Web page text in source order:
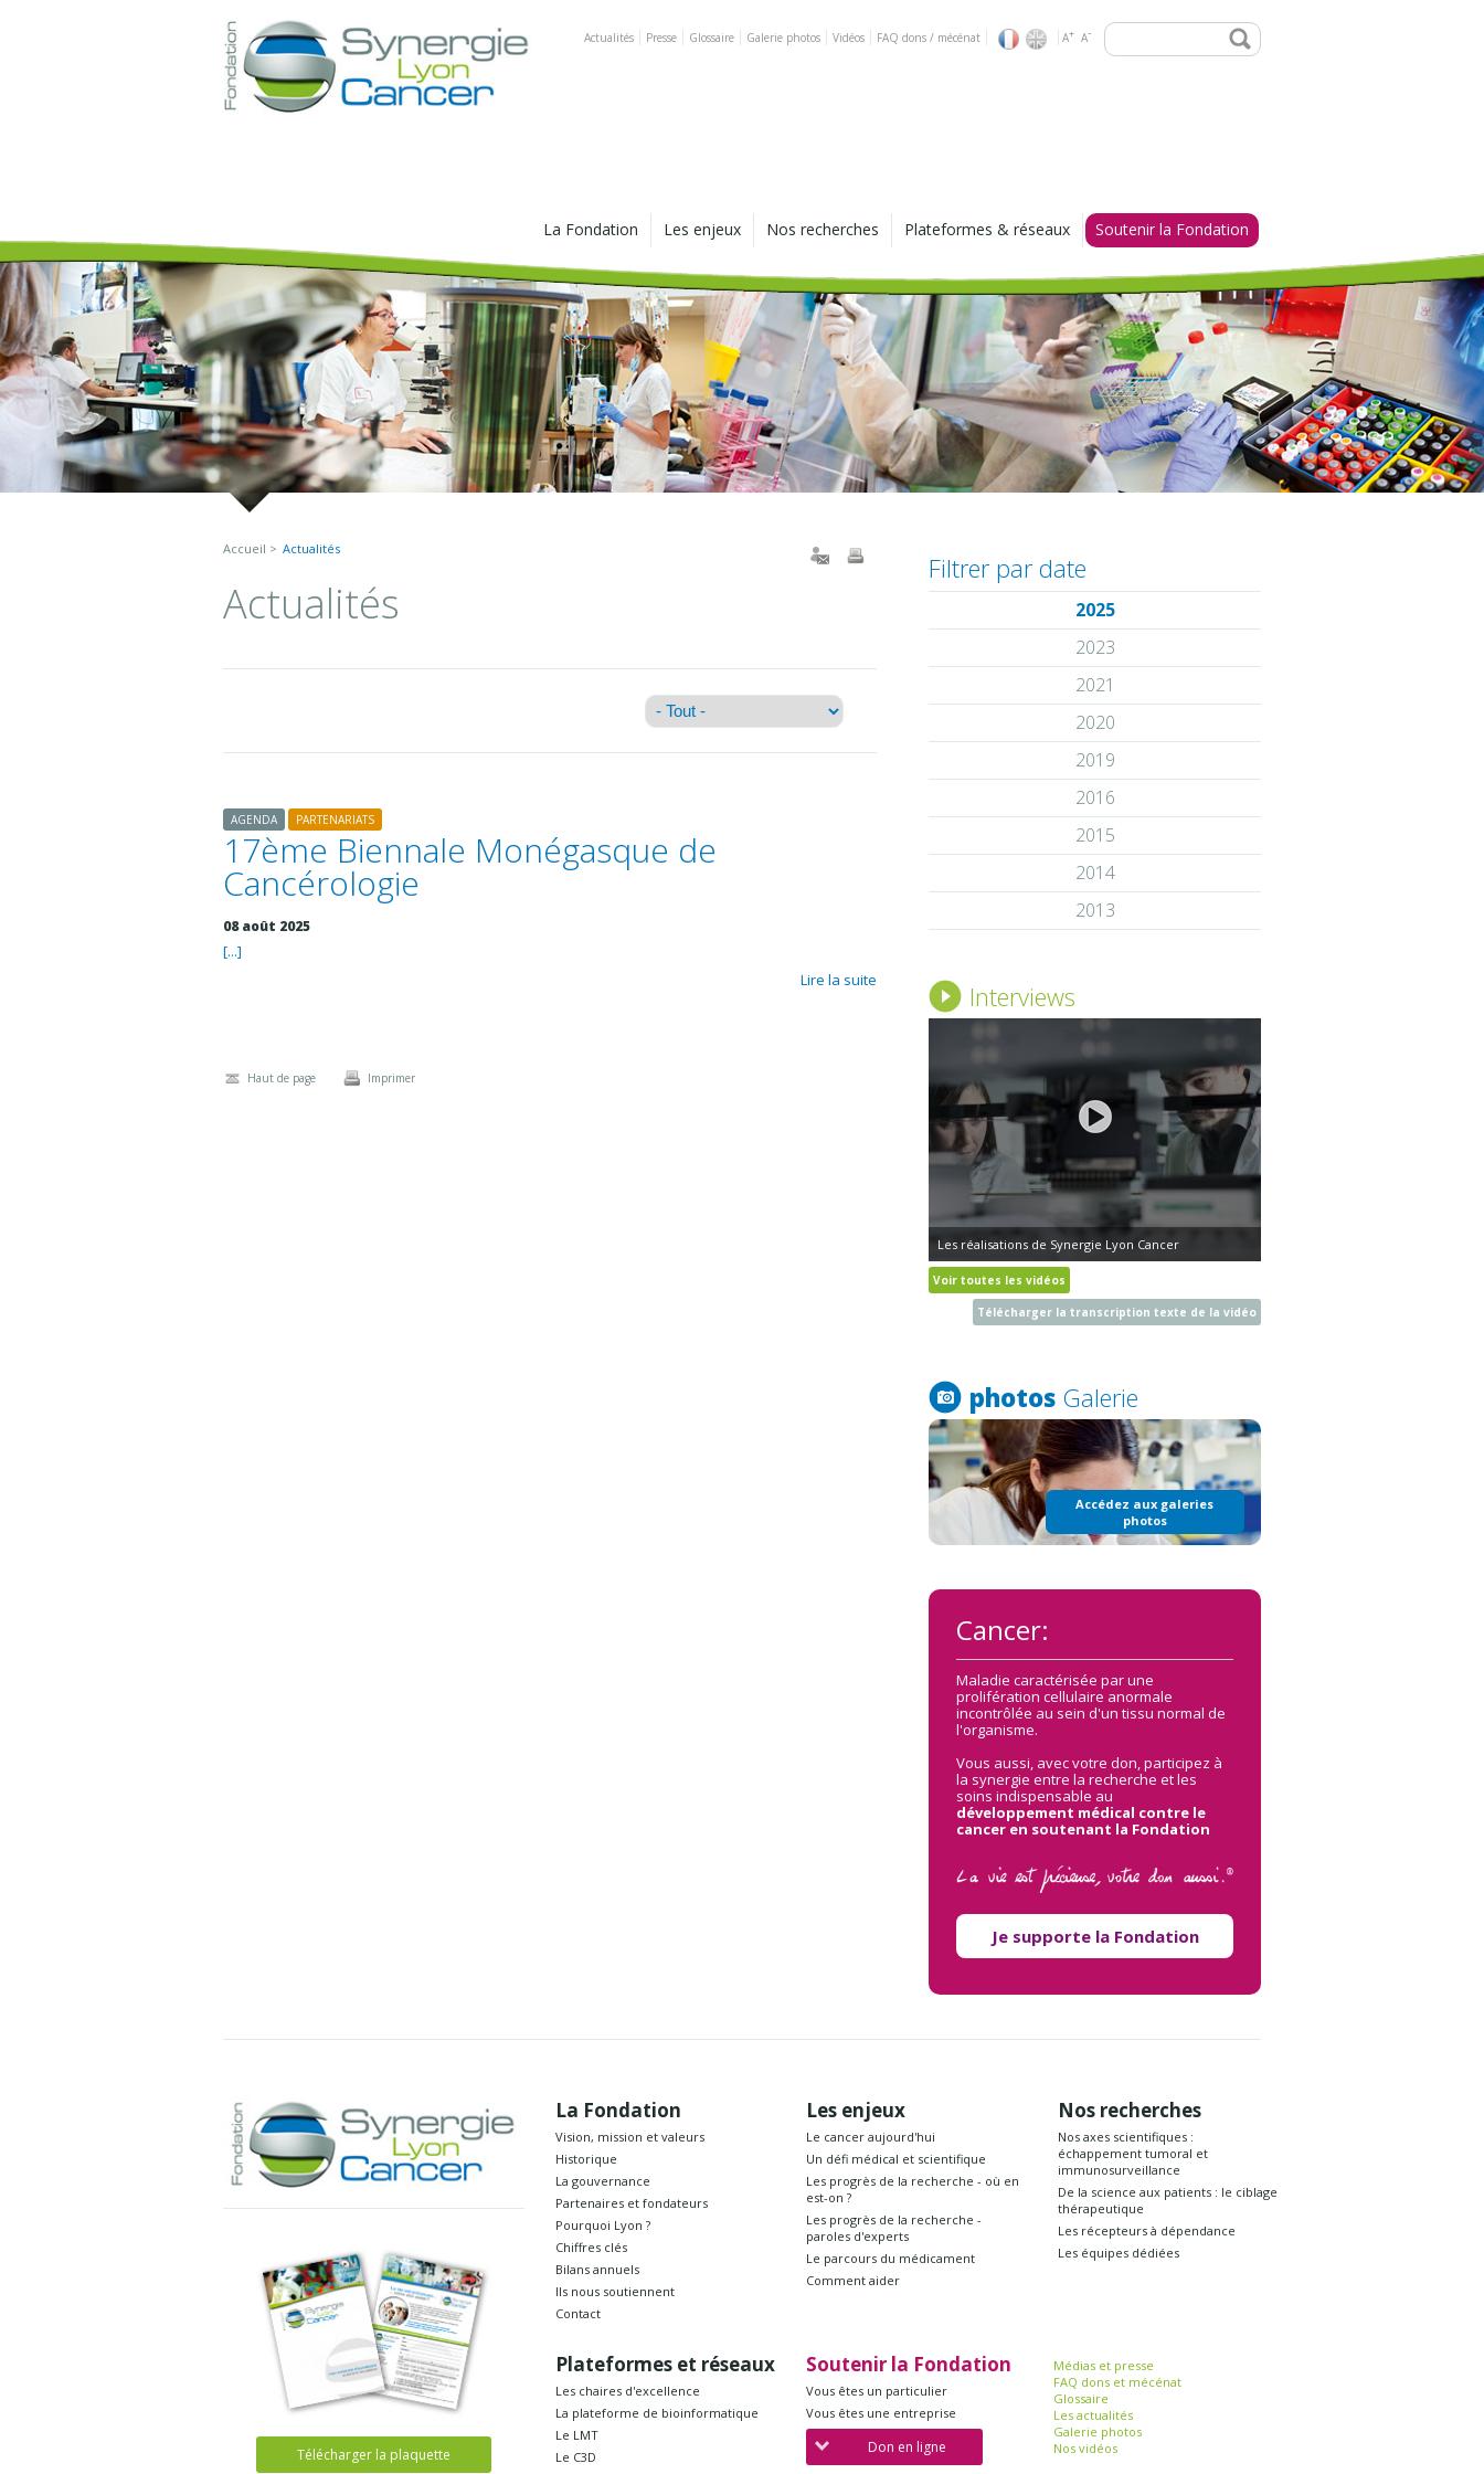
Actualités Presse Glossaire Galerie photos Vidéos FAQ dons / mécénat A+ A- Rechercher
La Fondation
Vision, missions et valeurs
Historique
La gouvernance
Fondateurs et partenaires
Pourquoi Lyon ?
Chiffres clés
Les enjeux
Le cancer aujourd'hui
Le cancer, un défi médical
et scientifique
Progrès de la recherche sur
le cancer : où en est-on?
Progrès de la recherche sur
le cancer : paroles
d'experts
Nos recherches
échappement tumoral et
immunosurveillance
De la science au patient : le
ciblage thérapeutique
Les récepteurs à
dépendance
Les équipes dédiées
Plateformes & réseaux
La plateforme bio-
informatique
Le Laboratoire des Modèles
Tumoraux
Plateforme C3D
World Sarcoma Network
Soutenir la Fondation
Vous êtes un particulier
Vous êtes une entreprise
Don et mécénat : vos
questions, nos réponses
Ils nous soutiennent
Accueil Actualités
Actualités
AGENDA PARTENARIATS
17ème Biennale Monégasque de
Cancérologie
08 août 2025
[...]
Lire la suite
Haut de page Imprimer
Filtrer par date
2025
2023
2021
2020
2019
2016
2015
2014
2013
Interviews
Les réalisations de Synergie Lyon Cancer
Voir toutes les vidéos
Télécharger la transcription texte de la vidéo
photos Galerie
Accédez aux galeries
photos
Cancer:
Maladie caractérisée par une
prolifération cellulaire anormale
incontrôlée au sein d'un tissu normal de
l'organisme.
Vous aussi, avec votre don, participez à
la synergie entre la recherche et les
soins indispensable au
développement médical contre le
cancer en soutenant la Fondation
Je supporte la Fondation
Télécharger la plaquette
La Fondation
Vision, mission et valeurs
Historique
La gouvernance
Partenaires et fondateurs
Pourquoi Lyon ?
Chiffres clés
Bilans annuels
Ils nous soutiennent
Contact
Les enjeux
Le cancer aujourd'hui
Un défi médical et scientifique
Les progrès de la recherche - où en
est-on ?
Les progrès de la recherche -
paroles d'experts
Le parcours du médicament
Comment aider
Nos recherches
Nos axes scientifiques :
échappement tumoral et
immunosurveillance
De la science aux patients : le ciblage
thérapeutique
Les récepteurs à dépendance
Les équipes dédiées
Plateformes et réseaux
Les chaires d'excellence
La plateforme de bioinformatique
Le LMT
Le C3D
Soutenir la Fondation
Vous êtes un particulier
Vous êtes une entreprise
Don en ligne
Médias et presse
FAQ dons et mécénat
Glossaire
Les actualités
Galerie photos
Nos vidéos